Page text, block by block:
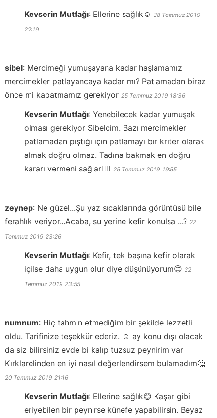
Kevserin Mutfağı: Ellerine sağlık☺️ 28 Temmuz 2019
22:19
sibel: Mercimeği yumuşayana kadar haşlamamız
mercimekler patlayancaya kadar mı? Patlamadan biraz
önce mi kapatmamız gerekiyor 25 Temmuz 2019 18:36
Kevserin Mutfağı: Yenebilecek kadar yumuşak
olması gerekiyor Sibelcim. Bazı mercimekler
patlamadan piştiği için patlamayı bir kriter olarak
almak doğru olmaz. Tadına bakmak en doğru
kararı vermeni sağlar👍🏻 25 Temmuz 2019 19:55
zeynep: Ne güzel...Şu yaz sıcaklarında görüntüsü bile
ferahlık veriyor...Acaba, su yerine kefir konulsa ...? 22
Temmuz 2019 23:26
Kevserin Mutfağı: Kefir, tek başına kefir olarak
içilse daha uygun olur diye düşünüyorum😊 22
Temmuz 2019 23:55
numnum: Hiç tahmin etmediğim bir şekilde lezzetli
oldu. Tarifinize teşekkür ederiz. ☺️ ay konu dışı olacak
da siz bilirsiniz evde bi kalıp tuzsuz peynirim var
Kırklarelinden en iyi nasıl değerlendirsem bulamadım🤔
20 Temmuz 2019 21:16
Kevserin Mutfağı: Ellerine sağlık😊 Kaşar gibi
eriyebilen bir peynirse künefe yapabilirsin. Beyaz